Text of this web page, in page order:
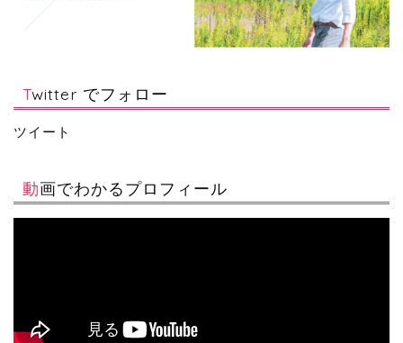
Twitter でフォロー
ツイート
動画でわかるプロフィール